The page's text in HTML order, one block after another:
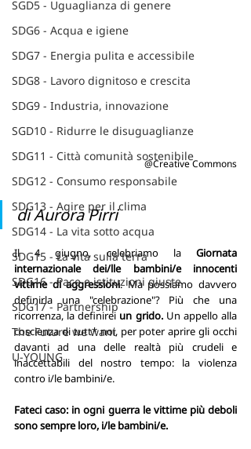
SGD5 - Uguaglianza di genere
SDG6 - Acqua e igiene
SDG7 - Energia pulita e accessibile
SDG8 - Lavoro dignitoso e crescita
SDG9 - Industria, innovazione
SGD10 - Ridurre le disuguaglianze
SDG11 - Città comunità sostenibile
SDG12 - Consumo responsabile
SDG13 - Agire per il clima
SDG14 - La vita sotto acqua
SDG15 - La vita sulla terra
SDG16 - Pace e istituzioni giuste
SDG17 - Partnership
The Future we want
U-YOUNG
@Creative Commons
di Aurora Pirri
Il 4 giugno, celebriamo la Giornata
internazionale dei/lle bambini/e innocenti
vittime di aggressioni. Ma possiamo davvero
definirla una "celebrazione"? Più che una
ricorrenza, la definirei un grido. Un appello alla
coscienza di tutt* noi, per poter aprire gli occhi
davanti ad una delle realtà più crudeli e
inaccettabili del nostro tempo: la violenza
contro i/le bambini/e.
Fateci caso: in ogni guerra le vittime più deboli
sono sempre loro, i/le bambini/e.